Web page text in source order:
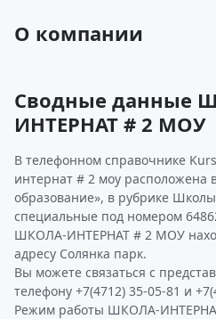
О компании
Сводные данные
ИНТЕРНАТ # 2 МОУ
В телефонном справочнике
интернат # 2 моу расположена
образование», в рубрике
специальные под номером
ШКОЛА-ИНТЕРНАТ # 2 МОУ
адресу Солянка парк.
Вы можете связаться с
телефону +7(4712) 35-05-81 и
Режим работы ШКОЛА-